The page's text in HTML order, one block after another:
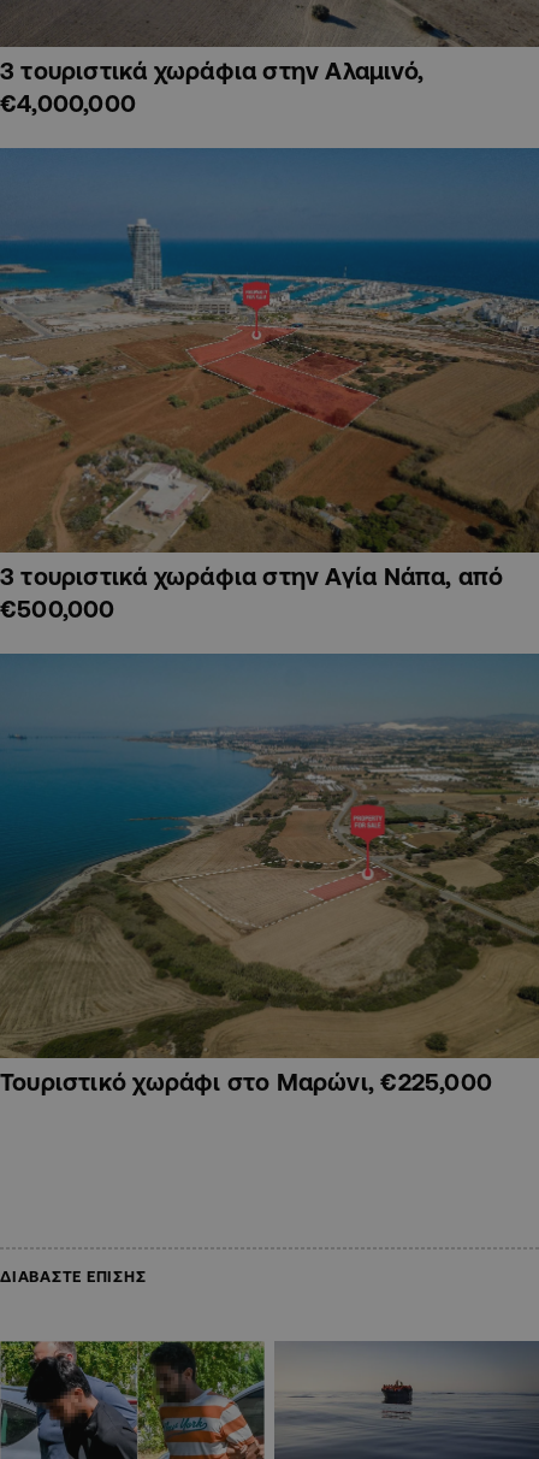
3 τουριστικά χωράφια στην Αλαμινό,
€4,000,000
3 τουριστικά χωράφια στην Αγία Νάπα, από
€500,000
Τουριστικό χωράφι στο Μαρώνι, €225,000
ΔΙΑΒΑΣΤΕ ΕΠΙΣΗΣ